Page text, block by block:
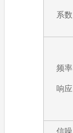
系数
频率
响应